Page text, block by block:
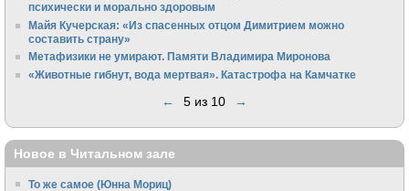
психически и морально здоровым
Майя Кучерская: «Из спасенных отцом Димитрием можно
составить страну»
Метафизики не умирают. Памяти Владимира Миронова
«Животные гибнут, вода мертвая». Катастрофа на Камчатке
← 5 из 10 →
Новое в Читальном зале
То же самое (Юнна Мориц)